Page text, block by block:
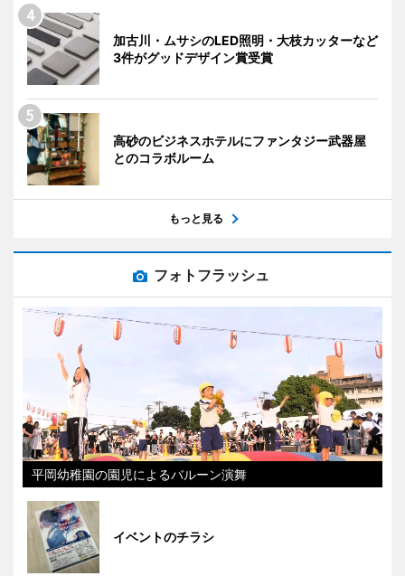
加古川・ムサシのLED照明・大枝カッターなど
3件がグッドデザイン賞受賞
高砂のビジネスホテルにファンタジー武器屋
とのコラボルーム
もっと見る
フォトフラッシュ
平岡幼稚園の園児によるバルーン演舞
イベントのチラシ